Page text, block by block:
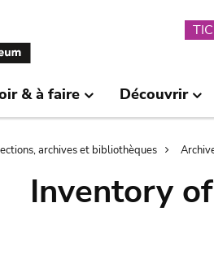
& à faire Découvrir
archives et bibliothèques
Inventory